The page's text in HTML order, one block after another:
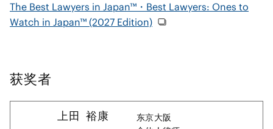
The Best Lawyers in Japan™・Best Lawyers: Ones to
Watch in Japan™ (2027 Edition)
获奖者
上田 裕康 东京大阪